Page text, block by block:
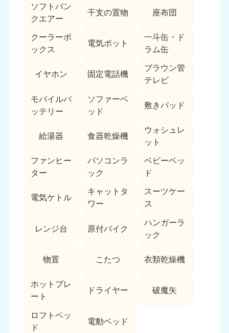
ソフトバン
クエアー
干支の置物 座布団
クーラーボ
ックス
電気ポット
一斗缶・ド
ラム缶
イヤホン 固定電話機
ブラウン管
テレビ
モバイルバ
ッテリー
ソファーベ
ッド
敷きパッド
給湯器 食器乾燥機
ウォシュレ
ット
ファンヒー
ター
パソコンラ
ック
ベビーベッ
ド
電気ケトル
キャットタ
ワー
スーツケー
ス
レンジ台 原付バイク
ハンガーラ
ック
物置 こたつ 衣類乾燥機
ホットプレ
ート
ドライヤー 破魔矢
ロフトベッ
ド
電動ベッド
大分県
050-1880-9893
9:00〜19:00 年中無休
050-1880-9890
9:00〜19:00 年中無休
050-1880-9892
沖縄県
050-1880-9887